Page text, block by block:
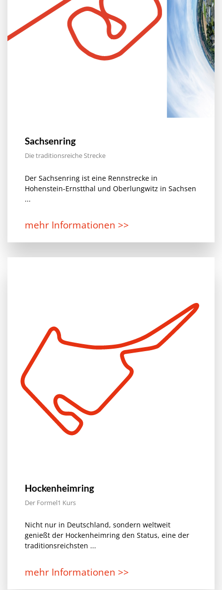
Sachsenring
Die traditionsreiche Strecke
Der Sachsenring ist eine Rennstrecke in
Hohenstein-Ernstthal und Oberlungwitz in Sachsen
...
mehr Informationen >>
Hockenheimring
Der Formel1 Kurs
Nicht nur in Deutschland, sondern weltweit
genießt der Hockenheimring den Status, eine der
traditionsreichsten ...
mehr Informationen >>